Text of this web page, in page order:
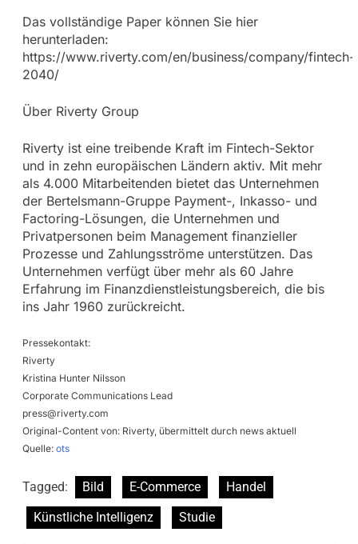
Das vollständige Paper können Sie hier
herunterladen:
https://www.riverty.com/en/business/company/fintech-
2040/
Über Riverty Group
Riverty ist eine treibende Kraft im Fintech-Sektor
und in zehn europäischen Ländern aktiv. Mit mehr
als 4.000 Mitarbeitenden bietet das Unternehmen
der Bertelsmann-Gruppe Payment-, Inkasso- und
Factoring-Lösungen, die Unternehmen und
Privatpersonen beim Management finanzieller
Prozesse und Zahlungsströme unterstützen. Das
Unternehmen verfügt über mehr als 60 Jahre
Erfahrung im Finanzdienstleistungsbereich, die bis
ins Jahr 1960 zurückreicht.
Pressekontakt:
Riverty
Kristina Hunter Nilsson
Corporate Communications Lead
press@riverty.com
Original-Content von: Riverty, übermittelt durch news aktuell
Quelle: ots
Tagged: Bild E-Commerce
Handel
Künstliche Intelligenz
Studie